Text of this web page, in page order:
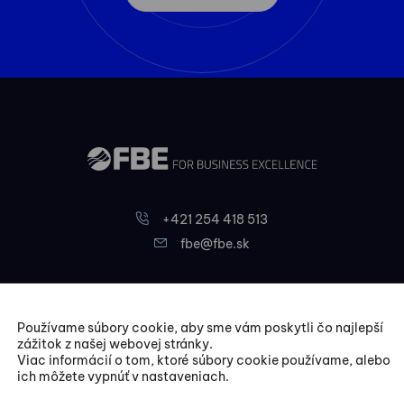
+421 254 418 513
fbe@fbe.sk
Liptovská 10,
821 09 Bratislava
Používame súbory cookie, aby sme vám poskytli čo najlepší
zážitok z našej webovej stránky.
Viac informácií o tom, ktoré súbory cookie používame, alebo
ich môžete vypnúť v nastaveniach.